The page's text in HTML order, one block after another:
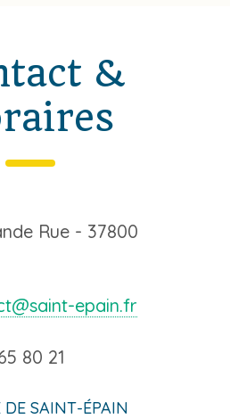
&
Rue - 37800
epain.fr
80 21
DE SAINT-ÉPAIN